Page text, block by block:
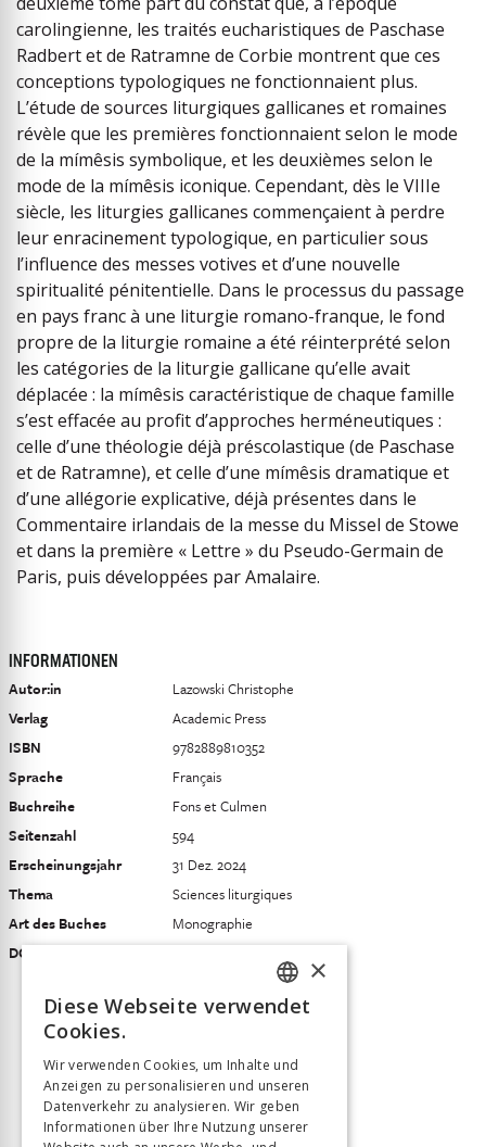
carolingienne, les traités eucharistiques de Paschase
Radbert et de Ratramne de Corbie montrent que ces
conceptions typologiques ne fonctionnaient plus.
L’étude de sources liturgiques gallicanes et romaines
révèle que les premières fonctionnaient selon le mode
de la mímêsis symbolique, et les deuxièmes selon le
mode de la mímêsis iconique. Cependant, dès le VIIIe
siècle, les liturgies gallicanes commençaient à perdre
leur enracinement typologique, en particulier sous
l’influence des messes votives et d’une nouvelle
spiritualité pénitentielle. Dans le processus du passage
en pays franc à une liturgie romano-franque, le fond
propre de la liturgie romaine a été réinterprété selon
les catégories de la liturgie gallicane qu’elle avait
déplacée : la mímêsis caractéristique de chaque famille
s’est effacée au profit d’approches herméneutiques :
celle d’une théologie déjà préscolastique (de Paschase
et de Ratramne), et celle d’une mímêsis dramatique et
d’une allégorie explicative, déjà présentes dans le
Commentaire irlandais de la messe du Missel de Stowe
et dans la première « Lettre » du Pseudo-Germain de
Paris, puis développées par Amalaire.
INFORMATIONEN
Autor:in
Lazowski Christophe
Verlag
Academic Press
ISBN
9782889810352
Sprache
Français
Buchreihe
Fons et Culmen
Seitenzahl
594
Erscheinungsjahr
31 Dez. 2024
Thema
Sciences liturgiques
Art des Buches
Monographie
DOI
FRENCH
ITALIAN
×
Diese Webseite verwendet
Cookies.
Wir verwenden Cookies, um Inhalte und
Anzeigen zu personalisieren und unseren
Datenverkehr zu analysieren. Wir geben
Informationen über Ihre Nutzung unserer